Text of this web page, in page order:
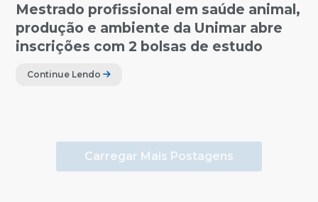
Mestrado profissional em saúde animal,
produção e ambiente da Unimar abre
inscrições com 2 bolsas de estudo
Continue Lendo
Carregar Mais Postagens